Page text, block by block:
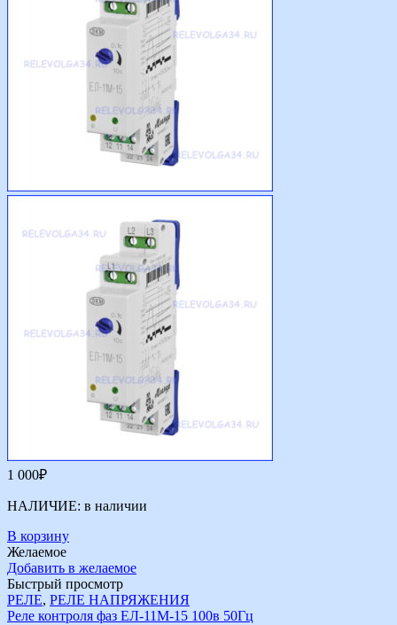
1 000₽
НАЛИЧИЕ: в наличии
В корзину
Желаемое
Добавить в желаемое
Быстрый просмотр
РЕЛЕ, РЕЛЕ НАПРЯЖЕНИЯ
Реле контроля фаз ЕЛ-11М-15 100в 50Гц